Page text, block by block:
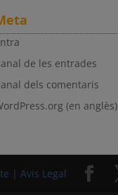
de les entrades
dels comentaris
(en anglès)
| Avís Legal